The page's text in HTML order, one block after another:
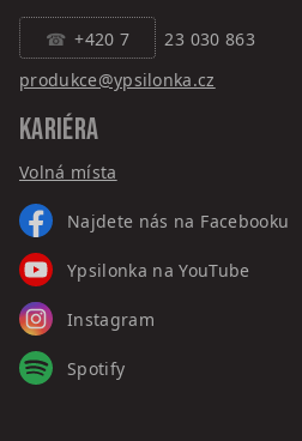
+420 7
23 030 863
produkce@ypsilonka.cz
KARIÉRA
Volná místa
Najdete nás na Facebooku
Ypsilonka na YouTube
Instagram
Spotify